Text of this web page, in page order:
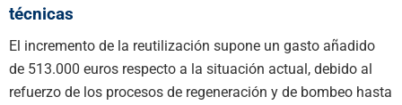
técnicas
El incremento de la reutilización supone un gasto añadido
de 513.000 euros respecto a la situación actual, debido al
refuerzo de los procesos de regeneración y de bombeo hasta